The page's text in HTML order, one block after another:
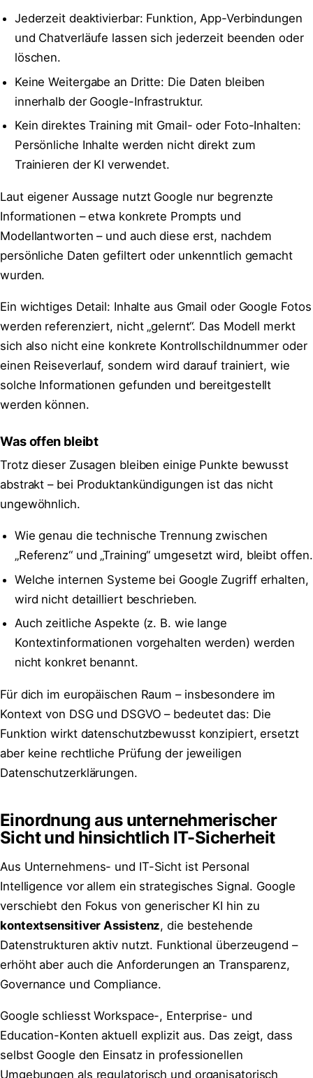
Jederzeit deaktivierbar: Funktion, App-Verbindungen
und Chatverläufe lassen sich jederzeit beenden oder
löschen.
Keine Weitergabe an Dritte: Die Daten bleiben
innerhalb der Google-Infrastruktur.
Kein direktes Training mit Gmail- oder Foto-Inhalten:
Persönliche Inhalte werden nicht direkt zum
Trainieren der KI verwendet.
Laut eigener Aussage nutzt Google nur begrenzte
Informationen – etwa konkrete Prompts und
Modellantworten – und auch diese erst, nachdem
persönliche Daten gefiltert oder unkenntlich gemacht
wurden.
Ein wichtiges Detail: Inhalte aus Gmail oder Google Fotos
werden referenziert, nicht „gelernt“. Das Modell merkt
sich also nicht eine konkrete Kontrollschildnummer oder
einen Reiseverlauf, sondern wird darauf trainiert, wie
solche Informationen gefunden und bereitgestellt
werden können.
Was offen bleibt
Trotz dieser Zusagen bleiben einige Punkte bewusst
abstrakt – bei Produktankündigungen ist das nicht
ungewöhnlich.
Wie genau die technische Trennung zwischen
„Referenz“ und „Training“ umgesetzt wird, bleibt offen.
Welche internen Systeme bei Google Zugriff erhalten,
wird nicht detailliert beschrieben.
Auch zeitliche Aspekte (z. B. wie lange
Kontextinformationen vorgehalten werden) werden
nicht konkret benannt.
Für dich im europäischen Raum – insbesondere im
Kontext von DSG und DSGVO – bedeutet das: Die
Funktion wirkt datenschutzbewusst konzipiert, ersetzt
aber keine rechtliche Prüfung der jeweiligen
Datenschutzerklärungen.
Einordnung aus unternehmerischer
Sicht und hinsichtlich IT-Sicherheit
Aus Unternehmens- und IT-Sicht ist Personal
Intelligence vor allem ein strategisches Signal. Google
verschiebt den Fokus von generischer KI hin zu
kontextsensitiver Assistenz, die bestehende
Datenstrukturen aktiv nutzt. Funktional überzeugend –
erhöht aber auch die Anforderungen an Transparenz,
Governance und Compliance.
Google schliesst Workspace-, Enterprise- und
Education-Konten aktuell explizit aus. Das zeigt, dass
selbst Google den Einsatz in professionellen
Umgebungen als regulatorisch und organisatorisch